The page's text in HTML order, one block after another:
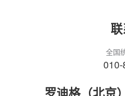
全国